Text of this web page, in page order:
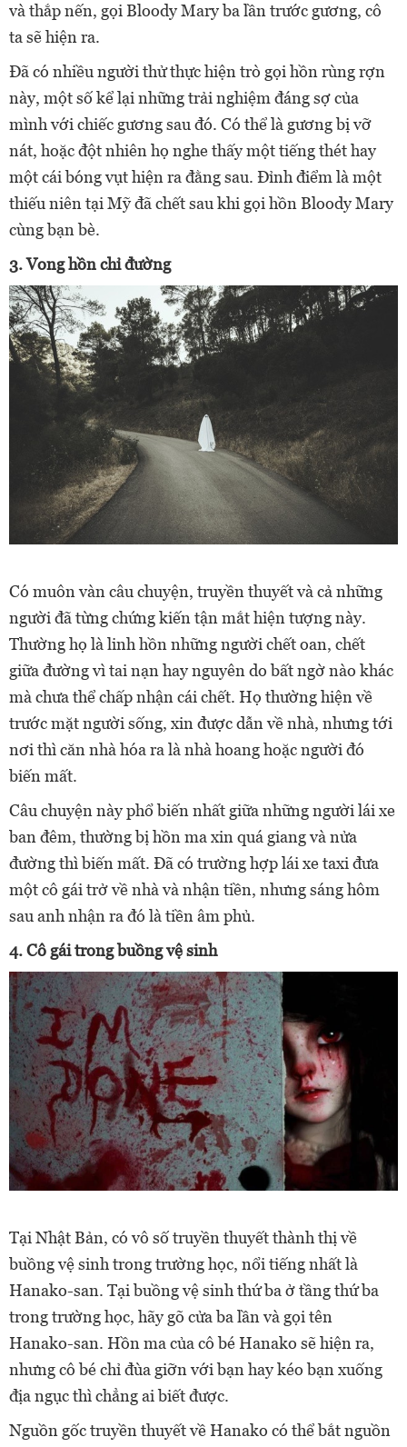
và thắp nến, gọi Bloody Mary ba lần trước gương, cô
ta sẽ hiện ra.
Đã có nhiều người thử thực hiện trò gọi hồn rùng rợn
này, một số kể lại những trải nghiệm đáng sợ của
mình với chiếc gương sau đó. Có thể là gương bị vỡ
nát, hoặc đột nhiên họ nghe thấy một tiếng thét hay
một cái bóng vụt hiện ra đằng sau. Đỉnh điểm là một
thiếu niên tại Mỹ đã chết sau khi gọi hồn Bloody Mary
cùng bạn bè.
3. Vong hồn chỉ đường
Có muôn vàn câu chuyện, truyền thuyết và cả những
người đã từng chứng kiến tận mắt hiện tượng này.
Thường họ là linh hồn những người chết oan, chết
giữa đường vì tai nạn hay nguyên do bất ngờ nào khác
mà chưa thể chấp nhận cái chết. Họ thường hiện về
trước mặt người sống, xin được dẫn về nhà, nhưng tới
nơi thì căn nhà hóa ra là nhà hoang hoặc người đó
biến mất.
Câu chuyện này phổ biến nhất giữa những người lái xe
ban đêm, thường bị hồn ma xin quá giang và nửa
đường thì biến mất. Đã có trường hợp lái xe taxi đưa
một cô gái trở về nhà và nhận tiền, nhưng sáng hôm
sau anh nhận ra đó là tiền âm phủ.
4. Cô gái trong buồng vệ sinh
Tại Nhật Bản, có vô số truyền thuyết thành thị về
buồng vệ sinh trong trường học, nổi tiếng nhất là
Hanako-san. Tại buồng vệ sinh thứ ba ở tầng thứ ba
trong trường học, hãy gõ cửa ba lần và gọi tên
Hanako-san. Hồn ma của cô bé Hanako sẽ hiện ra,
nhưng cô bé chỉ đùa giỡn với bạn hay kéo bạn xuống
địa ngục thì chẳng ai biết được.
Nguồn gốc truyền thuyết về Hanako có thể bắt nguồn